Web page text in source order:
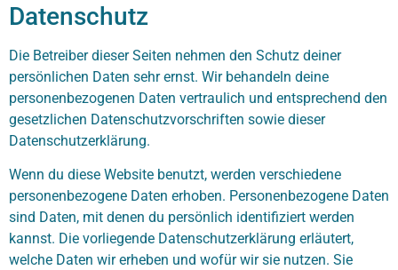
Datenschutz
Die Betreiber dieser Seiten nehmen den Schutz deiner
persönlichen Daten sehr ernst. Wir behandeln deine
personenbezogenen Daten vertraulich und entsprechend den
gesetzlichen Datenschutzvorschriften sowie dieser
Datenschutzerklärung.
Wenn du diese Website benutzt, werden verschiedene
personenbezogene Daten erhoben. Personenbezogene Daten
sind Daten, mit denen du persönlich identifiziert werden
kannst. Die vorliegende Datenschutzerklärung erläutert,
welche Daten wir erheben und wofür wir sie nutzen. Sie